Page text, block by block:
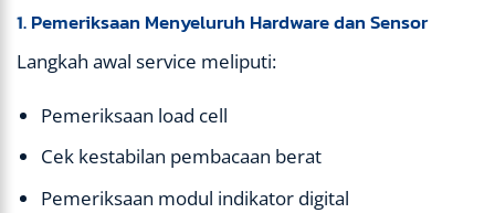
1. Pemeriksaan Menyeluruh Hardware dan Sensor
Langkah awal service meliputi:
Pemeriksaan load cell
Cek kestabilan pembacaan berat
Pemeriksaan modul indikator digital